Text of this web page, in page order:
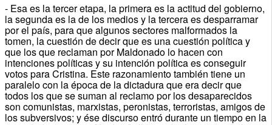
- Esa es la tercer etapa, la primera es la actitud del gobierno,
la segunda es la de los medios y la tercera es desparramar
por el país, para que algunos sectores malformados la
tomen, la cuestión de decir que es una cuestión política y
que los que reclaman por Maldonado lo hacen con
intenciones políticas y su intención política es conseguir
votos para Cristina. Este razonamiento también tiene un
paralelo con la época de la dictadura que era decir que
todos los que se suman al reclamo por los desaparecidos
son comunistas, marxistas, peronistas, terroristas, amigos de
los subversivos; y ése discurso entró durante un tiempo en la